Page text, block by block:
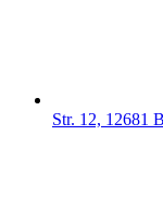
Str. 12, 12681